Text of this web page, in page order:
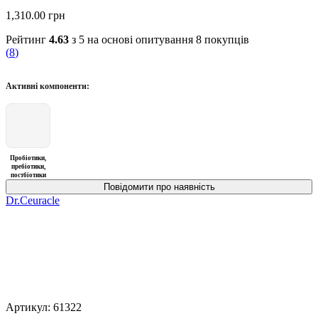
1,310.00 грн
Рейтинг 4.63 з 5 на основі опитування 8 покупців
(8)
Активні компоненти:
Пробіотики,
пребіотики,
постбіотики
Dr.Ceuracle
Артикул: 61322